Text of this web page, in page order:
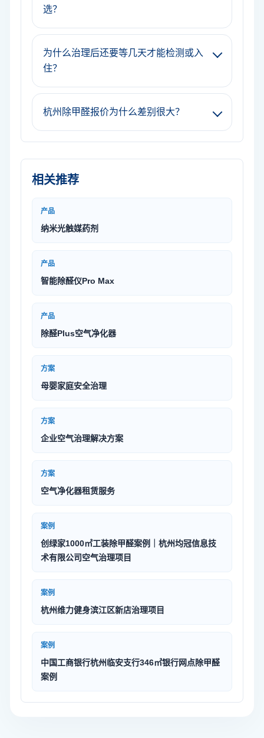
选？
为什么治理后还要等几天才能检测或入
住？
杭州除甲醛报价为什么差别很大？
相关推荐
产品
纳米光触媒药剂
产品
智能除醛仪Pro Max
产品
除醛Plus空气净化器
方案
母婴家庭安全治理
方案
企业空气治理解决方案
方案
空气净化器租赁服务
案例
创绿家1000㎡工装除甲醛案例｜杭州均冠信息技
术有限公司空气治理项目
案例
杭州维力健身滨江区新店治理项目
案例
中国工商银行杭州临安支行346㎡银行网点除甲醛
案例